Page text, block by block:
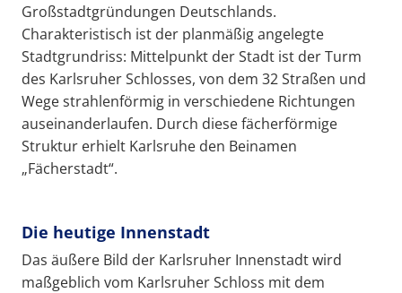
Großstadtgründungen Deutschlands.
Charakteristisch ist der planmäßig angelegte
Stadtgrundriss: Mittelpunkt der Stadt ist der Turm
des Karlsruher Schlosses, von dem 32 Straßen und
Wege strahlenförmig in verschiedene Richtungen
auseinanderlaufen. Durch diese fächerförmige
Struktur erhielt Karlsruhe den Beinamen
„Fächerstadt“.
Die heutige Innenstadt
Das äußere Bild der Karlsruher Innenstadt wird
maßgeblich vom Karlsruher Schloss mit dem